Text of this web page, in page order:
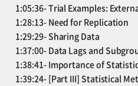
1:05:36- Trial Examples:
1:28:13- Need for Replication
1:29:29- Sharing Data
1:37:00- Data Lags and
1:38:41- Importance of
1:39:24- [Part III] Statistical